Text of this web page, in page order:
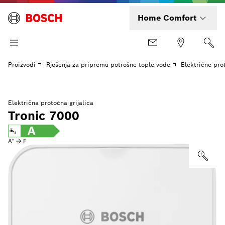
Home Comfort
Proizvodi Rješenja za pripremu potrošne tople vode Električne
Električna protočna grijalica
Tronic 7000